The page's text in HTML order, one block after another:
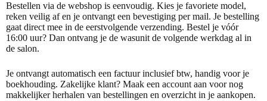
Bestellen via de webshop is eenvoudig. Kies je favoriete model,
reken veilig af en je ontvangt een bevestiging per mail. Je bestelling
gaat direct mee in de eerstvolgende verzending. Bestel je vóór
16:00 uur? Dan ontvang je de wasunit de volgende werkdag al in
de salon.
Je ontvangt automatisch een factuur inclusief btw, handig voor je
boekhouding. Zakelijke klant? Maak een account aan voor nog
makkelijker herhalen van bestellingen en overzicht in je aankopen.